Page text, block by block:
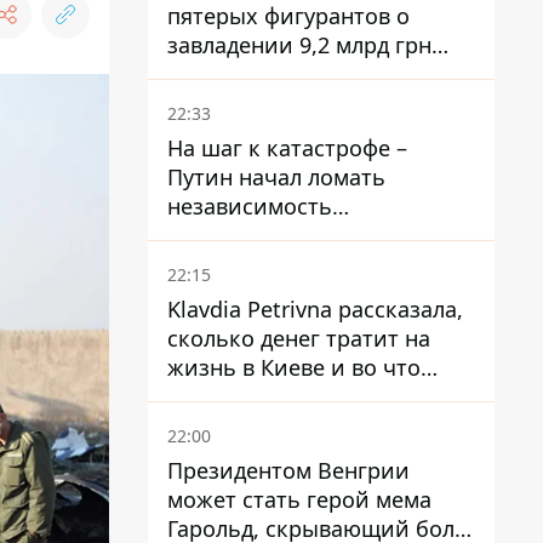
пятерых фигурантов о
завладении 9,2 млрд грн
ПриватБанка направили в
суд
22:33
На шаг к катастрофе –
Путин начал ломать
независимость
собственного Центробанка,
заставив снизить базовую
ставку
22:15
Klavdia Petrivna рассказала,
сколько денег тратит на
жизнь в Киеве и во что
вкладывает миллионы
22:00
Президентом Венгрии
может стать герой мема
Гарольд, скрывающий боль